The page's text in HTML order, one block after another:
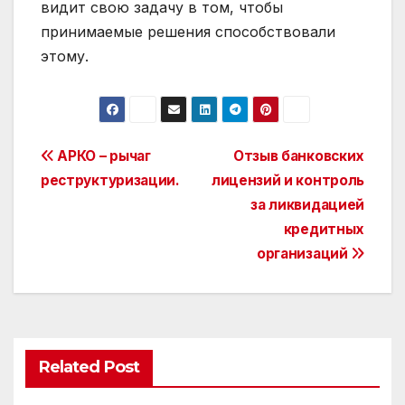
видит свою задачу в том, чтобы
принимаемые решения способствовали
этому.
Post
navigation
Отзыв банковских
лицензий и контроль
за ликвидацией
кредитных
организаций
АРКО – рычаг
реструктуризации.
Related Post